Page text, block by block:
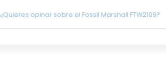
¿Quieres opinar sobre el Fossil Marshall FTW2109?